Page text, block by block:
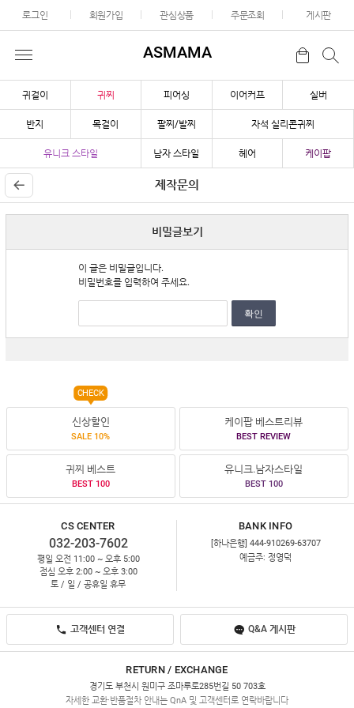
로그인 회원가입 관심상품 주문조회 게시판
ASMAMA
귀걸이 귀찌 피어싱 이어커프 실버
반지 목걸이 팔찌/발찌 자석 실리콘귀찌
유니크 스타일 남자 스타일 헤어 케이팝
제작문의
비밀글보기
이 글은 비밀글입니다.
비밀번호를 입력하여 주세요.
확인
신상할인
SALE 10%
CHECK
케이팝 베스트리뷰
BEST REVIEW
귀찌 베스트
BEST 100
유니크.남자스타일
BEST 100
CS CENTER
032-203-7602
평일 오전 11:00 ~ 오후 5:00
점심 오후 2:00 ~ 오후 3:00
토 / 일 / 공휴일 휴무
BANK INFO
[하나은행] 444-910269-63707
예금주: 정영덕
고객센터 연결 Q&A 게시판
RETURN / EXCHANGE
경기도 부천시 원미구 조마루로285번길 50 703호
자세한 교환·반품절차 안내는 QnA 및 고객센터로 연락바랍니다